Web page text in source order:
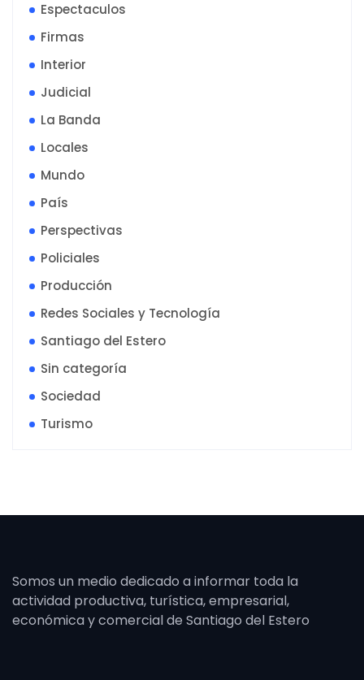
Espectaculos
Firmas
Interior
Judicial
La Banda
Locales
Mundo
País
Perspectivas
Policiales
Producción
Redes Sociales y Tecnología
Santiago del Estero
Sin categoría
Sociedad
Turismo
Somos un medio dedicado a informar toda la
actividad productiva, turística, empresarial,
económica y comercial de Santiago del Estero